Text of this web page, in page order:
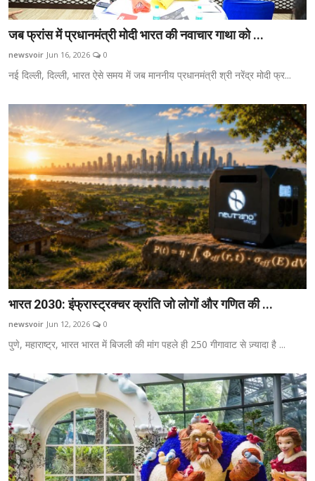
जब फ्रांस में प्रधानमंत्री मोदी भारत की नवाचार गाथा को ...
newsvoir Jun 16, 2026 0
नई दिल्ली, दिल्ली, भारत ऐसे समय में जब माननीय प्रधानमंत्री श्री नरेंद्र मोदी फ्र...
भारत 2030: इंफ्रास्ट्रक्चर क्रांति जो लोगों और गणित की ...
newsvoir Jun 12, 2026 0
पुणे, महाराष्ट्र, भारत भारत में बिजली की मांग पहले ही 250 गीगावाट से ज़्यादा है ...